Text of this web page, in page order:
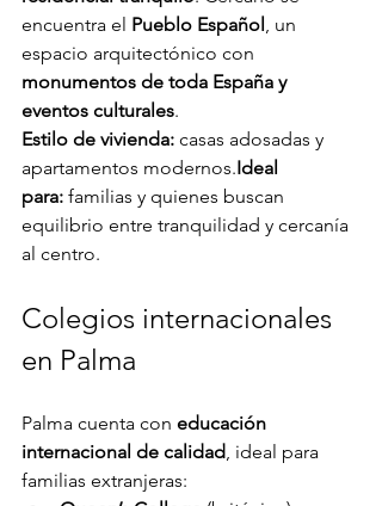
encuentra el Pueblo Español, un
espacio arquitectónico con
monumentos de toda España y
eventos culturales.
Estilo de vivienda: casas adosadas y
apartamentos modernos.Ideal
para: familias y quienes buscan
equilibrio entre tranquilidad y cercanía
al centro.
Colegios internacionales
en Palma
Palma cuenta con educación
internacional de calidad, ideal para
familias extranjeras: